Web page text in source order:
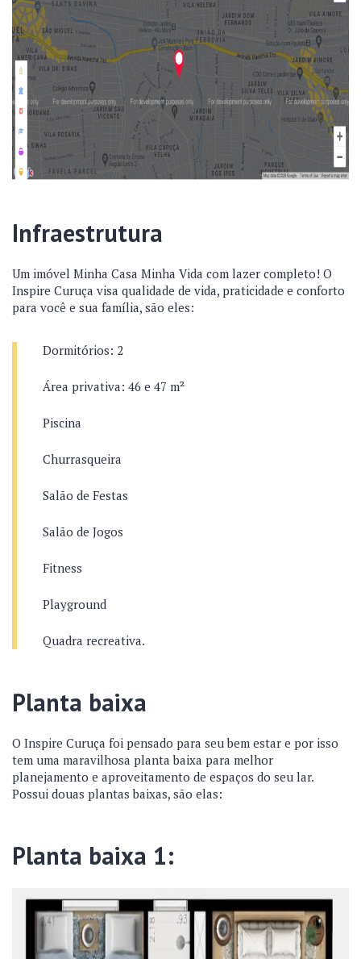
Infraestrutura
Um imóvel Minha Casa Minha Vida com lazer completo! O
Inspire Curuça visa qualidade de vida, praticidade e conforto
para você e sua família, são eles:
Dormitórios: 2
Área privativa: 46 e 47 m²
Piscina
Churrasqueira
Salão de Festas
Salão de Jogos
Fitness
Playground
Quadra recreativa.
Planta baixa
O Inspire Curuça foi pensado para seu bem estar e por isso
tem uma maravilhosa planta baixa para melhor
planejamento e aproveitamento de espaços do seu lar.
Possui douas plantas baixas, são elas:
Planta baixa 1: